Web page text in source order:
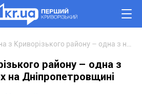
району – одна з
на Дніпропетровщині